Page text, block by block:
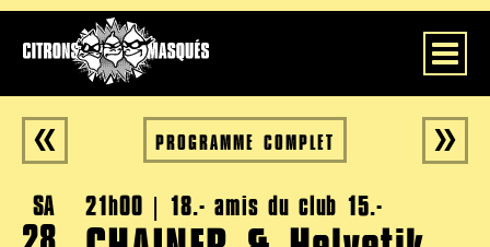
PROGRAMME COMPLET
SA 21h00 | 18.- amis du club 15.-